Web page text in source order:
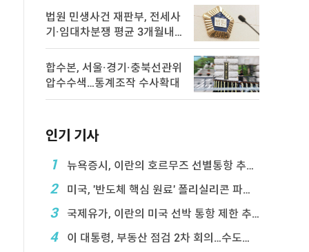
법원 민생사건 재판부, 전세사
기·임대차분쟁 평균 3개월내
해결
합수본, 서울·경기·충북선관위
압수수색…통계조작 수사확대
인기 기사
1
뉴욕증시, 이란의 호르무즈 선별통항 추진에 하락
2 미국, '반도체 핵심 원료' 폴리실리콘 파생상품에 ...
3 국제유가, 이란의 미국 선박 통항 제한 추진에 상승
4 이 대통령, 부동산 점검 2차 회의…수도권 공급대책 ...